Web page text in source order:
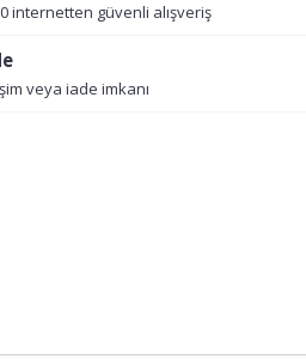
internetten güvenli alışveriş
veya iade imkanı